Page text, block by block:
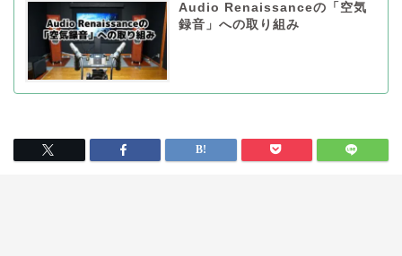
Audio Renaissanceの「空気
録音」への取り組み